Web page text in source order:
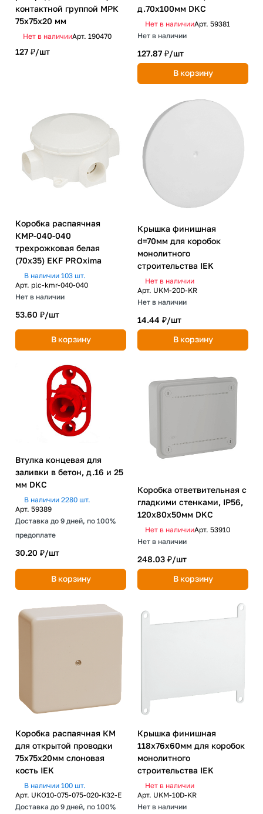
контактной группой МРК
75х75х20 мм
Нет в наличииАрт. 190470
127 ₽/шт
д.70х100мм DKC
Нет в наличииАрт. 59381
Нет в наличии
127.87 ₽/шт
В корзину
Коробка распаячная
КМР-040-040
трехрожковая белая
(70х35) EKF PROxima
В наличии 103 шт.
Арт. plc-kmr-040-040
Нет в наличии
53.60 ₽/шт
В корзину
Крышка финишная
d=70мм для коробок
монолитного
строительства IEK
Нет в наличии
Арт. UKM-20D-KR
Нет в наличии
14.44 ₽/шт
В корзину
Втулка концевая для
заливки в бетон, д.16 и 25
мм DKC
В наличии 2280 шт.
Арт. 59389
Доставка до 9 дней, по 100%
предоплате
30.20 ₽/шт
В корзину
Коробка ответвительная с
гладкими стенками, IP56,
120х80х50мм DKC
Нет в наличииАрт. 53910
Нет в наличии
248.03 ₽/шт
В корзину
Коробка распаячная КМ
для открытой проводки
75х75х20мм слоновая
кость IEK
В наличии 100 шт.
Арт. UKO10-075-075-020-K32-E
Доставка до 9 дней, по 100%
Крышка финишная
118х76х60мм для коробок
монолитного
строительства IEK
Нет в наличии
Арт. UKM-10D-KR
Нет в наличии